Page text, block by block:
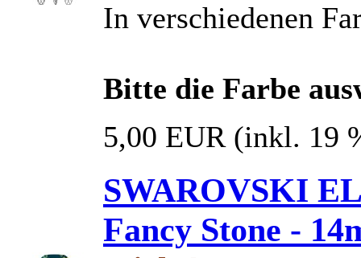
In verschiedenen
Bitte die Farbe
5,00 EUR (inkl. 19
SWAROVSKI
Fancy Stone -